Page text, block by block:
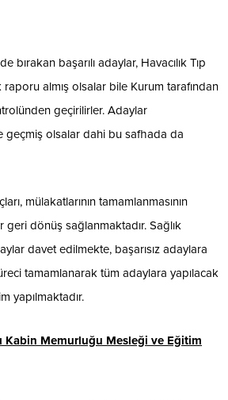
bırakan başarılı adaylar, Havacılık Tıp
raporu almış olsalar bile Kurum tarafından
geçirilirler. Adaylar
geçmiş olsalar dahi bu safhada da
mülakatlarının tamamlanmasının
geri dönüş sağlanmaktadır. Sağlık
davet edilmekte, başarısız adaylara
tamamlanarak tüm adaylara yapılacak
yapılmaktadır.
Kabin Memurluğu Mesleği ve Eğitim